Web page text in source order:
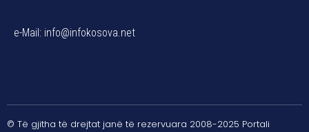
e-Mail: info@infokosova.net
© Të gjitha të drejtat janë të rezervuara 2008-2025 Portali